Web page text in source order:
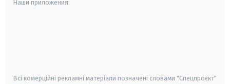
Наши приложения:
Всі комерційні рекламні матеріали позначені словами "Спецпроєкт"